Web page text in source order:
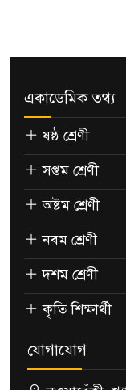
একাডেমিক তথ্য
ষষ্ঠ শ্রেণী
সপ্তম শ্রেণী
অষ্টম শ্রেণী
নবম শ্রেণী
দশম শ্রেণী
কৃতি শিক্ষার্থী
যোগাযোগ